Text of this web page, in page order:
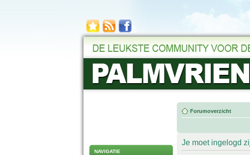
NAVIGATIE
Forumoverzicht
Je moet ingelogd